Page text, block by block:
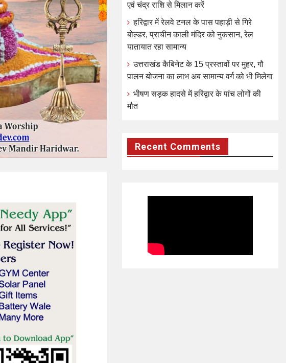
एवं चंद्र राशि से मिलान करें
हरिद्वार में रेलवे टनल के पास पहाड़ी से गिरे
बोल्डर, प्राचीन काली मंदिर को नुकसान, रेल
यातायात रहा सामान्य
उत्तराखंड कैबिनेट के 15 प्रस्तावों पर मुहर, गौ
पालन योजना का लाभ अब सामान्य वर्ग को भी मिलेगा
भीषण सड़क हादसे में हरिद्वार के पांच लोगों की
मौत
Recent Comments